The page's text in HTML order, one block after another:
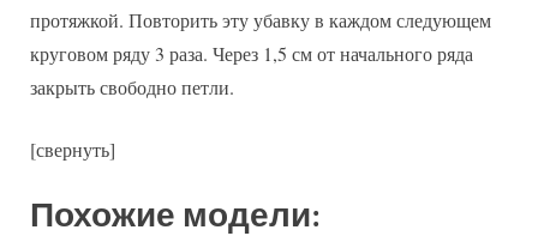
протяжкой. Повторить эту убавку в каждом следующем
круговом ряду 3 раза. Через 1,5 см от начального ряда
закрыть свободно петли.
[свернуть]
Похожие модели: